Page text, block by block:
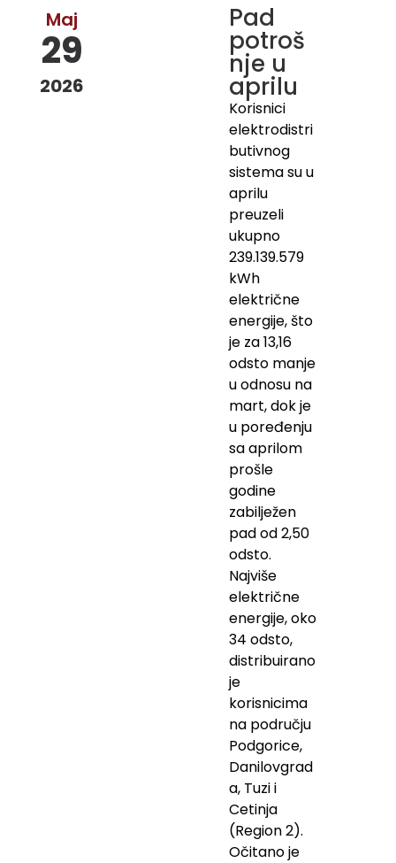
Maj
29
2026
Pad
potroš
nje u
aprilu
Korisnici
elektrodistri
butivnog
sistema su u
aprilu
preuzeli
ukupno
239.139.579
kWh
električne
energije, što
je za 13,16
odsto manje
u odnosu na
mart, dok je
u poređenju
sa aprilom
prošle
godine
zabilježen
pad od 2,50
odsto.
Najviše
električne
energije, oko
34 odsto,
distribuirano
je
korisnicima
na području
Podgorice,
Danilovgrad
a, Tuzi i
Cetinja
(Region 2).
Očitano je